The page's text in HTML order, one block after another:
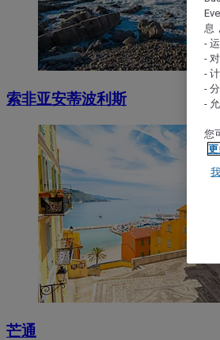
索非亚安蒂波利斯
芒通
息
-
-
-
-
-
您